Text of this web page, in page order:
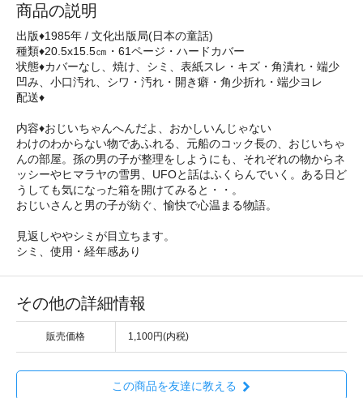
商品の説明
出版♦1985年 / 文化出版局(日本の童話)
種類♦20.5x15.5㎝・61ページ・ハードカバー
状態♦カバーなし、焼け、シミ、表紙スレ・キズ・角潰れ・端少
凹み、小口汚れ、シワ・汚れ・開き癖・角少折れ・端少ヨレ
配送♦
内容♦おじいちゃんへんだよ、おかしいんじゃない
わけのわからない物であふれる、元船のコック長の、おじいちゃ
んの部屋。孫の男の子が整理をしようにも、それぞれの物からネ
ッシーやヒマラヤの雪男、UFOと話はふくらんでいく。ある日ど
うしても気になった箱を開けてみると・・。
おじいさんと男の子が紡ぐ、愉快で心温まる物語。
見返しややシミが目立ちます。
シミ、使用・経年感あり
その他の詳細情報
販売価格 1,100円(内税)
この商品を友達に教える